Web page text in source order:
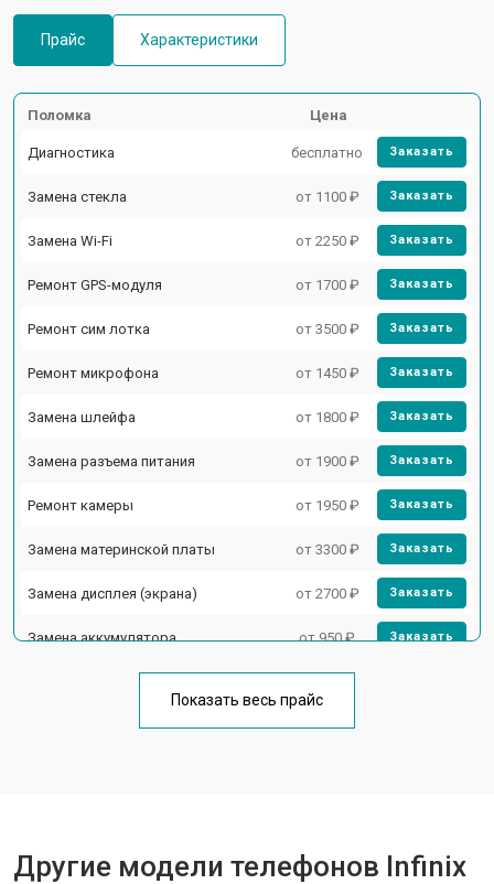
Прайс Характеристики
Поломка Цена
Диагностика бесплатно Заказать
Замена стекла от 1100 ₽ Заказать
Замена Wi-Fi от 2250 ₽ Заказать
Ремонт GPS-модуля от 1700 ₽ Заказать
Ремонт сим лотка от 3500 ₽ Заказать
Ремонт микрофона от 1450 ₽ Заказать
Замена шлейфа от 1800 ₽ Заказать
Замена разъема питания от 1900 ₽ Заказать
Ремонт камеры от 1950 ₽ Заказать
Замена материнской платы от 3300 ₽ Заказать
Замена дисплея (экрана) от 2700 ₽ Заказать
Замена аккумулятора от 950 ₽ Заказать
Ремонт цепи питания от 3200 ₽
Показать весь прайс
Другие модели телефонов Infinix